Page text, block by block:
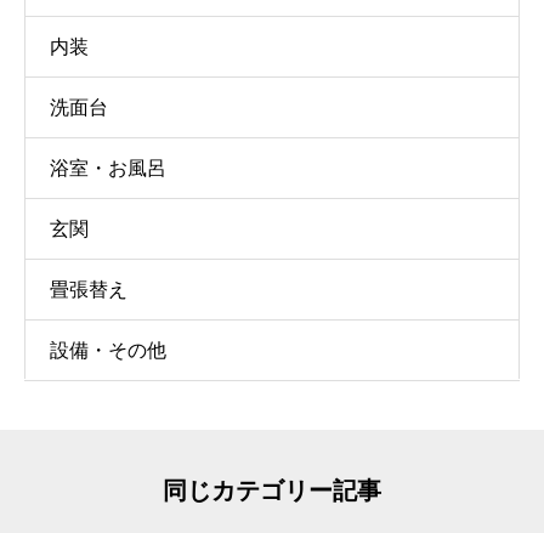
内装
洗面台
浴室・お風呂
玄関
畳張替え
設備・その他
同じカテゴリー記事